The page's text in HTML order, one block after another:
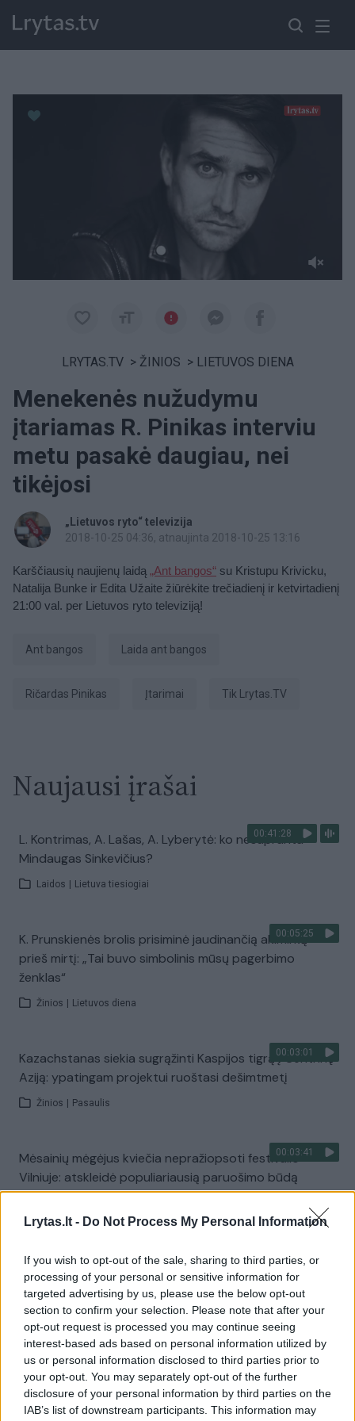
Lrytas.lt - Do Not Process My Personal Information
If you wish to opt-out of the sale, sharing to third parties, or
processing of your personal or sensitive information for
targeted advertising by us, please use the below opt-out
section to confirm your selection. Please note that after your
opt-out request is processed you may continue seeing
interest-based ads based on personal information utilized by
us or personal information disclosed to third parties prior to
your opt-out. You may separately opt-out of the further
disclosure of your personal information by third parties on the
IAB’s list of downstream participants. This information may
LRYTAS.TV > ŽINIOS > LIETUVOS DIENA
Menekenės nužudymu
įtariamas R. Pinikas interviu
metu pasakė daugiau, nei
tikėjosi
„Lietuvos ryto“ televizija
2018-10-25 04:36, atnaujinta 2018-10-25 13:16
Karščiausių naujienų laidą „Ant bangos“ su Kristupu Krivicku,
Natalija Bunke ir Edita Užaite žiūrėkite trečiadienį ir ketvirtadienį
21:00 val. per Lietuvos ryto televiziją!
ant bangos Laida ant bangos
Ričardas Pinikas įtarimai tik Lrytas.TV
Naujausi įrašai
00:41:28
L. Kontrimas, A. Lašas, A. Lyberytė: ko nesupranta
Mindaugas Sinkevičius?
Laidos Lietuva tiesiogiai
00:05:25
K. Prunskienės brolis prisiminė jaudinančią akimirką
prieš mirtį: „Tai buvo simbolinis mūsų pagerbimo
ženklas“
Žinios Lietuvos diena
00:03:01
Kazachstanas siekia sugrąžinti Kaspijos tigrą į Centrinę
Aziją: ypatingam projektui ruoštasi dešimtmetį
Žinios Pasaulis
00:03:41
Mėsainių mėgėjus kviečia nepražiopsoti festivalio
Vilniuje: atskleidė populiariausią paruošimo būdą
Visi įrašai
Žiūrimiausi įrašai
00:00:49
Pateikė daugiau detalių apie iš tėvų paimtus šešis
vaikus: jiems kilusi grėsmė